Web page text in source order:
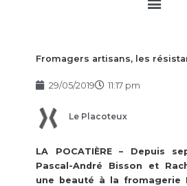
Fromagers artisans, les
29/05/2019 11:17 pm
Le Placoteux
LA POCATIÈRE – Depuis
Pascal-André Bisson et
une beauté à la fromagerie